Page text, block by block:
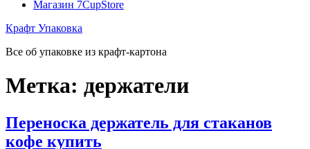
Магазин 7CupStore
Крафт Упаковка
Все об упаковке из крафт-картона
Метка: держатели
Переноска держатель для стаканов
кофе купить